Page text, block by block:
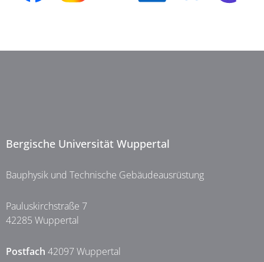
Bergische Universität Wuppertal
Bauphysik und Technische Gebäudeausrüstung
Pauluskirchstraße 7
42285 Wuppertal
Postfach 42097 Wuppertal